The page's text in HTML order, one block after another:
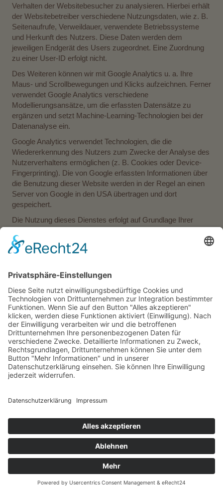
Verhalten der Websitebesucher zu analysieren. Hierbei erhält
der Websitebetreiber verschiedene Nutzungsdaten, wie z. B.
Seitenaufrufe, Verweildauer, verwendete Betriebssysteme
und Herkunft des Nutzers. Diese Daten werden dem
jeweiligen Endgerät des Users zugeordnet. Eine Zuordnung
zu einer User-ID erfolgt nicht.
Des Weiteren können wir mit Google Analytics u. a. Ihre
Maus- und Scrollbewegungen und Klicks aufzeichnen. Ferner
verwendet Google Analytics verschiedene
Modellierungsansätze, um die erfassten Datensätze zu
ergänzen und setzt Machine-Learning-Technologien bei der
Datenanalyse ein.
Google Analytics verwendet Technologien, die die
Wiedererkennung des Nutzers zum Zwecke der Analyse des
Nutzerverhaltens ermöglichen (z. B. Cookies oder Device-
Fingerprinting). Die von Google erfassten Informationen über
die Benutzung dieser Website werden in der Regel an einen
Server von Google in den USA übertragen und dort
gespeichert.
Die Nutzung dieses Dienstes erfolgt auf Grundlage Ihrer
TTDSG. Die Einwilligung ist jederzeit widerrufbar.
Die Datenübertragung in die USA wird auf die
Details finden Sie hier:
privacy.google.com/businesses/controllerterms/mccs/
Browser Plugin
Sie können die Erfassung und Verarbeitung Ihrer Daten durch
Google verhindern, indem Sie das unter dem folgenden Link
verfügbare Browser-Plugin herunterladen und installieren:
tools.google.com/dlpage/gaoptout?hl=de.
Mehr Informationen zum Umgang mit Nutzerdaten bei
Google Analytics finden Sie in der Datenschutzerklärung von
Wir haben mit Google einen Vertrag zur Auftragsverarbeitung
abgeschlossen und setzen die strengen Vorgaben der
deutschen Datenschutzbehörden bei der Nutzung von
Google Analytics vollständig um.
YouTube mit erweitertem Datenschutz